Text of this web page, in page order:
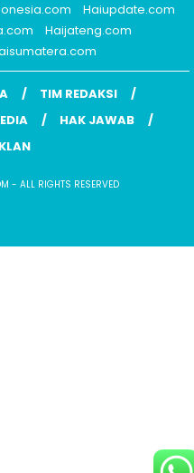
Haiupdate.com
Haijateng.com
TIM REDAKSI
HAK JAWAB
- ALL RIGHTS RESERVED